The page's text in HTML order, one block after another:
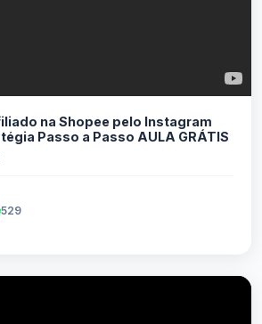
na Shopee pelo Instagram
Passo a Passo AULA GRÁTIS
529